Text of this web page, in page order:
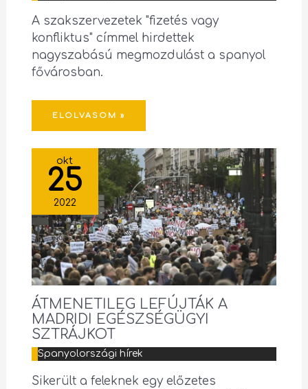
A szakszervezetek "fizetés vagy
konfliktus" címmel hirdettek
nagyszabású megmozdulást a spanyol
fővárosban.
ELOLVASOM »
okt
25
2022
ÁTMENETILEG LEFÚJTÁK A
MADRIDI EGÉSZSÉGÜGYI
SZTRÁJKOT
Spanyolországi hírek
Sikerült a feleknek egy előzetes